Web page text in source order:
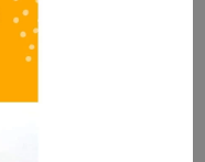
czego